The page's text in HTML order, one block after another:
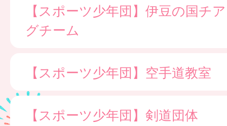
【スポーツ少年団】伊豆の国チ
グチーム
【スポーツ少年団】空手道教室
【スポーツ少年団】剣道団体